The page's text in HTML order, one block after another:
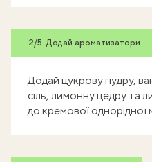
2/5. Додай ароматизатори
Додай цукрову пудру,
сіль, лимонну цедру та
до кремової однорідної